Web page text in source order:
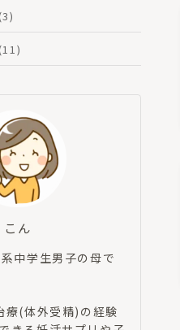
(3)
(11)
こん
中学生男子の母で
療(体外受精)の経験